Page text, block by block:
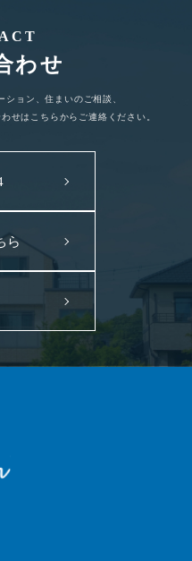
わせ
ョン、住まいのご相談、
せはこちらからご連絡ください。
ら